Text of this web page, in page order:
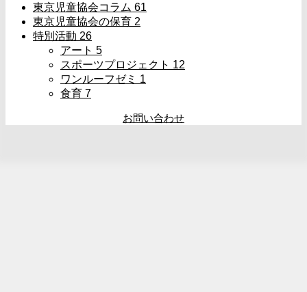
東京児童協会コラム 61
東京児童協会の保育 2
特別活動 26
アート 5
スポーツプロジェクト 12
ワンルーフゼミ 1
食育 7
お問い合わせ